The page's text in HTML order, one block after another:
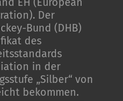
Der
Bund (DHB)
des
in der
„Silber“ von
bekommen.